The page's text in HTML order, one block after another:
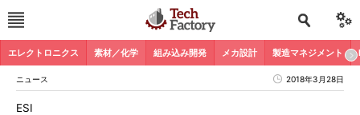
エレクトロニクス 素材／化学 組み込み開発 メカ設計 製造マネジメント
ニュース 2018年3月28日
ESI